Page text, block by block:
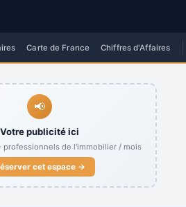
Carte de France Chiffres d'Affaires
📢
Votre publicité ici
professionnels de l'immobilier / mois
cet espace →